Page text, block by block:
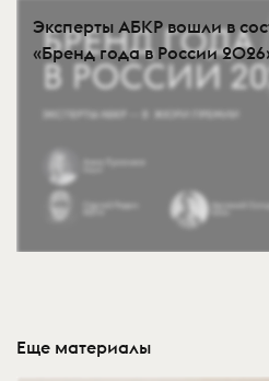
Эксперты АБКР вошли в
«Бренд года в России
Еще материалы